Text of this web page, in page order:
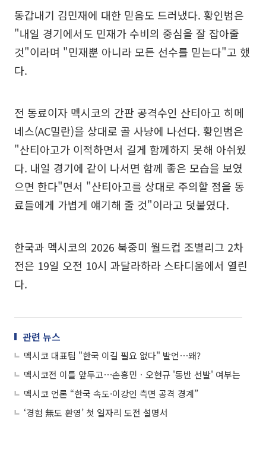
동갑내기 김민재에 대한 믿음도 드러냈다. 황인범은
"내일 경기에서도 민재가 수비의 중심을 잘 잡아줄
것"이라며 "민재뿐 아니라 모든 선수를 믿는다"고 했
다.
전 동료이자 멕시코의 간판 공격수인 산티아고 히메
네스(AC밀란)을 상대로 골 사냥에 나선다. 황인범은
"산티아고가 이적하면서 길게 함께하지 못해 아쉬웠
다. 내일 경기에 같이 나서면 함께 좋은 모습을 보였
으면 한다"면서 "산티아고를 상대로 주의할 점을 동
료들에게 가볍게 얘기해 줄 것"이라고 덧붙였다.
한국과 멕시코의 2026 북중미 월드컵 조별리그 2차
전은 19일 오전 10시 과달라하라 스타디움에서 열린
다.
관련 뉴스
멕시코 대표팀 "한국 이길 필요 없다" 발언⋯왜?
멕시코전 이틀 앞두고⋯손흥민ㆍ오현규 '동반 선발' 여부는
멕시코 언론 “한국 속도·이강인 측면 공격 경계”
‘경험 無도 환영’ 첫 일자리 도전 설명서